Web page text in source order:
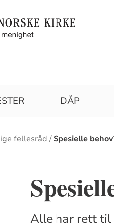
DÅP
fellesråd Spesielle
Alle har rett til